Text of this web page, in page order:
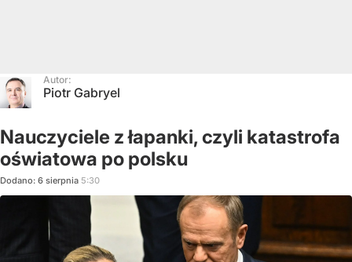
Autor:
Piotr Gabryel
Nauczyciele z łapanki, czyli katastrofa
oświatowa po polsku
Dodano: 6 sierpnia 5:30